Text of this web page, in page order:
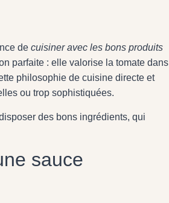
de cuisiner avec les bons produits
parfaite : elle valorise la tomate dans
philosophie de cuisine directe et
ou trop sophistiquées.
des bons ingrédients, qui
sauce